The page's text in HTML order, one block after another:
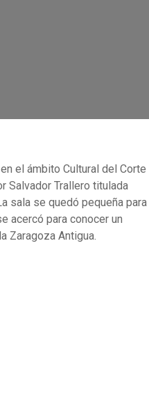
el ámbito Cultural del Corte
Salvador Trallero titulada
sala se quedó pequeña para
acercó para conocer un
Zaragoza Antigua.